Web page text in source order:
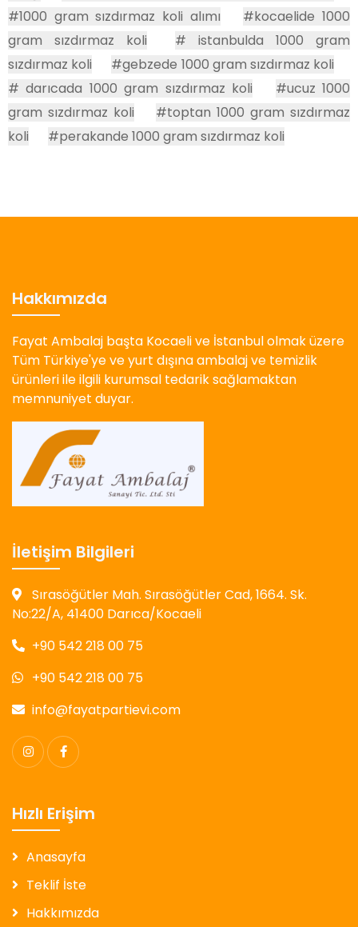
#1000 gram sızdırmaz koli alımı
#kocaelide 1000
gram sızdırmaz koli
# istanbulda 1000 gram
sızdırmaz koli
#gebzede 1000 gram sızdırmaz koli
# darıcada 1000 gram sızdırmaz koli
#ucuz 1000
gram sızdırmaz koli
#toptan 1000 gram sızdırmaz
koli
#perakande 1000 gram sızdırmaz koli
Hakkımızda
Fayat Ambalaj başta Kocaeli ve İstanbul olmak üzere
Tüm Türkiye'ye ve yurt dışına ambalaj ve temizlik
ürünleri ile ilgili kurumsal tedarik sağlamaktan
memnuniyet duyar.
İletişim Bilgileri
Sırasöğütler Mah. Sırasöğütler Cad, 1664. Sk.
No:22/A, 41400 Darıca/Kocaeli
+90 542 218 00 75
+90 542 218 00 75
info@fayatpartievi.com
Hızlı Erişim
Anasayfa
Teklif İste
Hakkımızda